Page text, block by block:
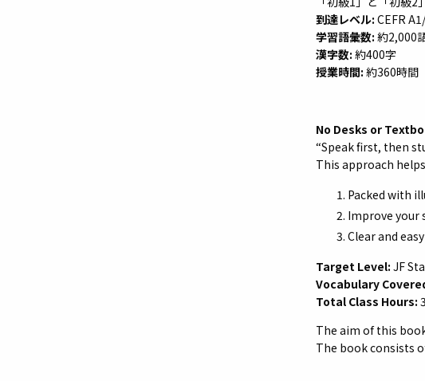
到達レベル: CEFR
学習語彙数: 約2,000
漢字数: 約400字
授業時間: 約360時間
No Desks or
“Speak first, then
This approach
Packed with
Improve your
Clear and
Target Level: JF
Vocabulary
Total Class Hours:
The aim of this
The book consists